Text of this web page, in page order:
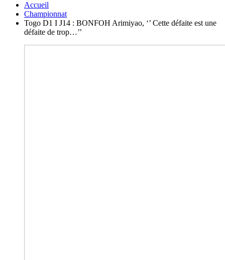
Accueil
Championnat
Togo D1 I J14 : BONFOH Arimiyao, ‘’ Cette défaite est une
défaite de trop…’’